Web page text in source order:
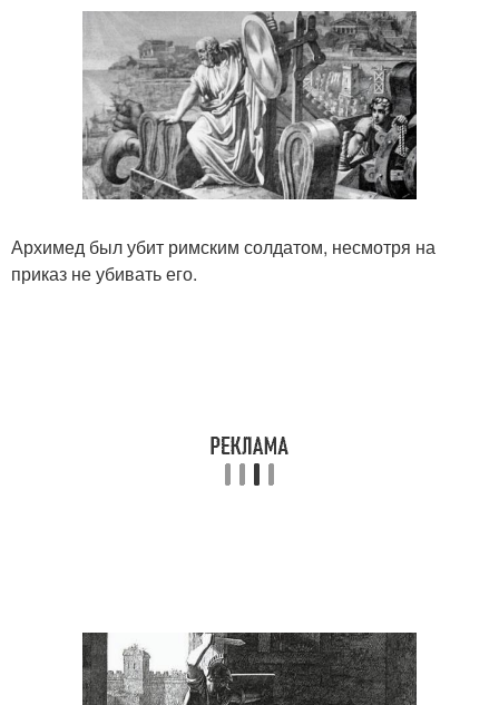
Архимед был убит римским солдатом, несмотря на
приказ не убивать его.